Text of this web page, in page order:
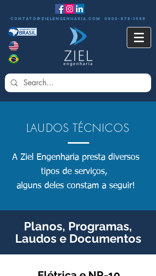
contato@zielengenharia.com 0800-878-3988
LAUDOS TÉCNICOS
A Ziel Engenharia presta diversos
tipos de serviços,
alguns deles constam a seguir!
Planos, Programas,
Laudos e Documentos